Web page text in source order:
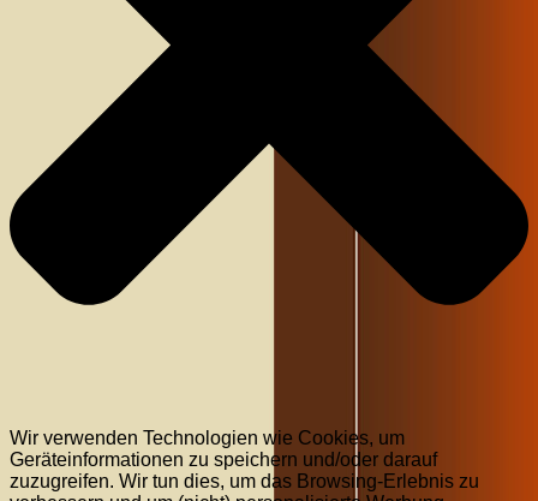
Wir verwenden Technologien wie Cookies, um
Geräteinformationen zu speichern und/oder darauf
zuzugreifen. Wir tun dies, um das Browsing-Erlebnis zu